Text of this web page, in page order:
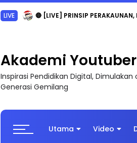
TRANSFORMASI DIGITAL GURU SIRI 7 :
Akademi Youtuber
Inspirasi Pendidikan Digital,
Generasi Gemilang
Utama Video